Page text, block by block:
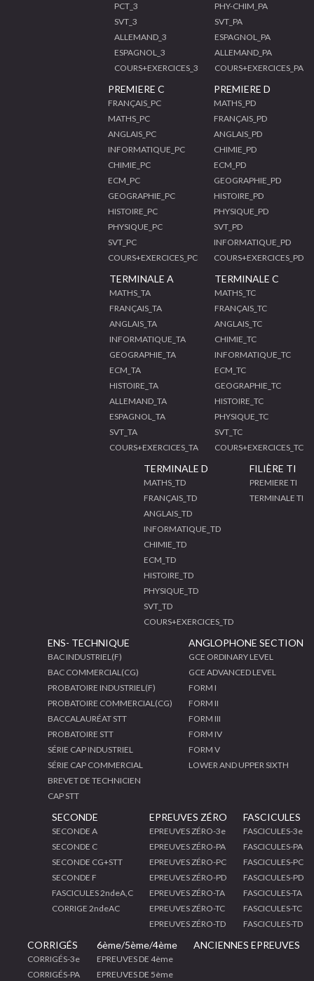
PCT_3
SVT_3
ALLEMAND_3
ESPAGNOL_3
COURS+EXERCICES_3
PHY-CHIM_PA
SVT_PA
ESPAGNOL_PA
ALLEMAND_PA
COURS+EXERCICES_PA
PREMIERE C
FRANÇAIS_PC
MATHS_PC
ANGLAIS_PC
INFORMATIQUE_PC
CHIMIE_PC
ECM_PC
GEOGRAPHIE_PC
HISTOIRE_PC
PHYSIQUE_PC
SVT_PC
COURS+EXERCICES_PC
PREMIERE D
MATHS_PD
FRANÇAIS_PD
ANGLAIS_PD
CHIMIE_PD
ECM_PD
GEOGRAPHIE_PD
HISTOIRE_PD
PHYSIQUE_PD
SVT_PD
INFORMATIQUE_PD
COURS+EXERCICES_PD
TERMINALE A
MATHS_TA
FRANÇAIS_TA
ANGLAIS_TA
INFORMATIQUE_TA
GEOGRAPHIE_TA
ECM_TA
HISTOIRE_TA
ALLEMAND_TA
ESPAGNOL_TA
SVT_TA
COURS+EXERCICES_TA
TERMINALE C
MATHS_TC
FRANÇAIS_TC
ANGLAIS_TC
CHIMIE_TC
INFORMATIQUE_TC
ECM_TC
GEOGRAPHIE_TC
HISTOIRE_TC
PHYSIQUE_TC
SVT_TC
COURS+EXERCICES_TC
TERMINALE D
MATHS_TD
FRANÇAIS_TD
ANGLAIS_TD
INFORMATIQUE_TD
CHIMIE_TD
ECM_TD
HISTOIRE_TD
PHYSIQUE_TD
SVT_TD
COURS+EXERCICES_TD
FILIÈRE TI
PREMIERE TI
TERMINALE TI
ENS- TECHNIQUE
BAC INDUSTRIEL(F)
BAC COMMERCIAL(CG)
PROBATOIRE INDUSTRIEL(F)
PROBATOIRE COMMERCIAL(CG)
BACCALAURÉAT STT
PROBATOIRE STT
SÉRIE CAP INDUSTRIEL
SÉRIE CAP COMMERCIAL
BREVET DE TECHNICIEN
CAP STT
ANGLOPHONE SECTION
GCE ORDINARY LEVEL
GCE ADVANCED LEVEL
FORM I
FORM II
FORM III
FORM IV
FORM V
LOWER AND UPPER SIXTH
SECONDE
SECONDE A
SECONDE C
SECONDE CG+STT
SECONDE F
FASCICULES 2ndeA,C
CORRIGE 2ndeAC
EPREUVES ZÉRO
EPREUVES ZÉRO-3e
EPREUVES ZÉRO-PA
EPREUVES ZÉRO-PC
EPREUVES ZÉRO-PD
EPREUVES ZÉRO-TA
EPREUVES ZÉRO-TC
EPREUVES ZÉRO-TD
FASCICULES
FASCICULES-3e
FASCICULES-PA
FASCICULES-PC
FASCICULES-PD
FASCICULES-TA
FASCICULES-TC
FASCICULES-TD
CORRIGÉS
CORRIGÉS-3e
CORRIGÉS-PA
6ème/5ème/4ème
EPREUVES DE 4ème
EPREUVES DE 5ème
ANCIENNES EPREUVES